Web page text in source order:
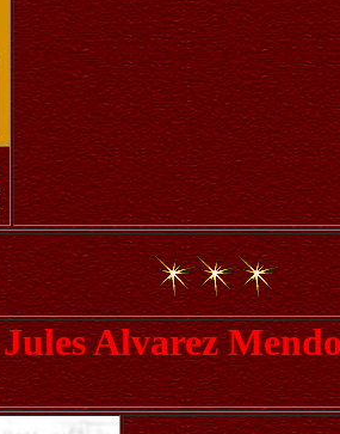
Alvarez